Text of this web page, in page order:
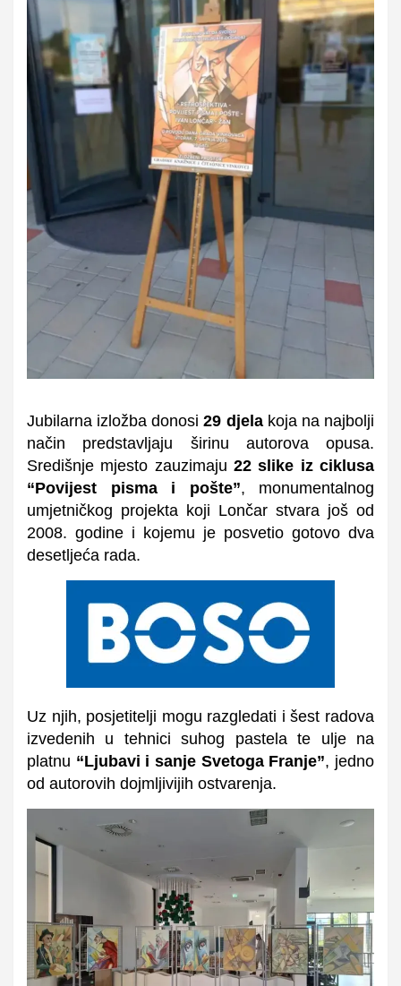
Jubilarna izložba donosi29 djelakoja na najbolji
način predstavljaju širinu autorova opusa.
Središnje mjesto zauzimaju 22 slike iz ciklusa
“Povijest pisma i pošte”, monumentalnog
umjetničkog projekta koji Lončar stvara još od
2008. godine i kojemu je posvetio gotovo dva
desetljeća rada.
Uz njih, posjetitelji mogu razgledati i šest radova
izvedenih u tehnici suhog pastela te ulje na
platnu “Ljubavi i sanje Svetoga Franje”, jedno
od autorovih dojmljivijih ostvarenja.